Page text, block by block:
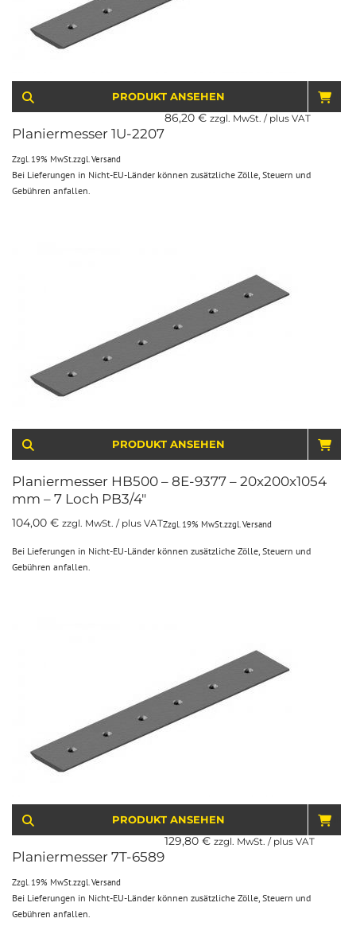
PRODUKT ANSEHEN
Planiermesser 1U-2207
86,20 € zzgl. MwSt. / plus VAT
Zzgl. 19% MwSt.zzgl. Versand
Bei Lieferungen in Nicht-EU-Länder können zusätzliche Zölle, Steuern und
Gebühren anfallen.
PRODUKT ANSEHEN
Planiermesser HB500 – 8E-9377 – 20x200x1054
mm – 7 Loch PB3/4″
104,00 € zzgl. MwSt. / plus VATZzgl. 19% MwSt.zzgl. Versand
Bei Lieferungen in Nicht-EU-Länder können zusätzliche Zölle, Steuern und
Gebühren anfallen.
PRODUKT ANSEHEN
Planiermesser 7T-6589
129,80 € zzgl. MwSt. / plus VAT
Zzgl. 19% MwSt.zzgl.Versand
Bei Lieferungen in Nicht-EU-Länder können zusätzliche Zölle, Steuern und
Gebühren anfallen.